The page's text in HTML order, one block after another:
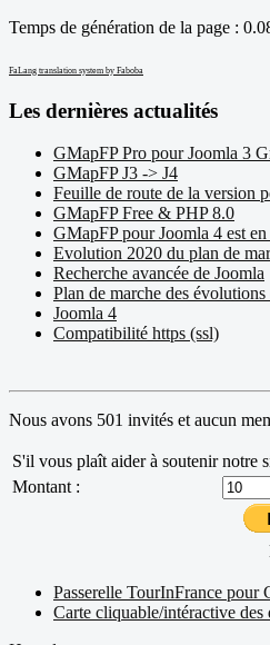
Temps de génération de la page :
FaLang translation system by Faboba
Les dernières actualités
GMapFP Pro pour Joomla 3
GMapFP J3 -> J4
Feuille de route de la version
GMapFP Free & PHP 8.0
GMapFP pour Joomla 4 est
Evolution 2020 du plan de
Recherche avancée de Joomla
Plan de marche des
Joomla 4
Compatibilité https (ssl)
Nous avons 501 invités et aucun
S'il vous plaît aider à soutenir notre
Montant :
Passerelle TourInFrance pour
Carte cliquable/intéractive des